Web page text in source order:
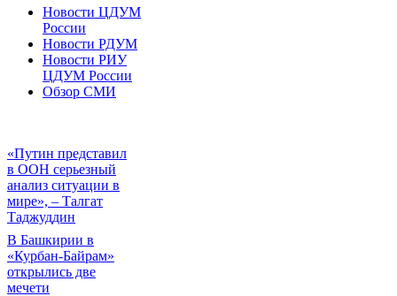
Новости ЦДУМ
России
Новости РДУМ
Новости РИУ
ЦДУМ России
Обзор СМИ
«Путин представил
в ООН серьезный
анализ ситуации в
мире», – Талгат
Таджуддин
В Башкирии в
«Курбан-Байрам»
открылись две
мечети